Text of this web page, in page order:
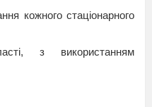
кожного стаціонарного
з використанням